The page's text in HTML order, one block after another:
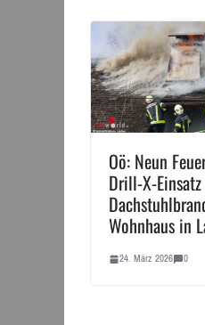
Oö: Neun
Drill-X-
Wohnhaus in
24. März 2026 0